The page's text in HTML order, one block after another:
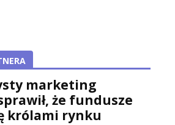
marketing
że fundusze
królami rynku